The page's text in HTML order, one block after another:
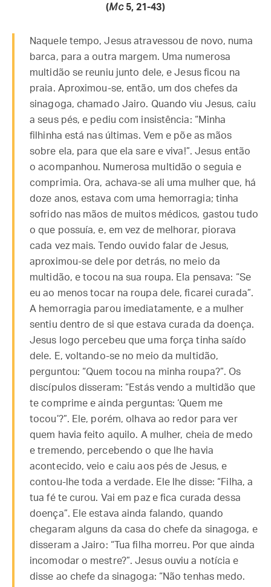
(Mc5, 21-43)
Naquele tempo, Jesus atravessou de novo, numa
barca, para a outra margem. Uma numerosa
multidão se reuniu junto dele, e Jesus ficou na
praia. Aproximou-se, então, um dos chefes da
sinagoga, chamado Jairo. Quando viu Jesus, caiu
a seus pés, e pediu com insistência: “Minha
filhinha está nas últimas. Vem e põe as mãos
sobre ela, para que ela sare e viva!”. Jesus então
o acompanhou. Numerosa multidão o seguia e
comprimia. Ora, achava-se ali uma mulher que, há
doze anos, estava com uma hemorragia; tinha
sofrido nas mãos de muitos médicos, gastou tudo
o que possuía, e, em vez de melhorar, piorava
cada vez mais. Tendo ouvido falar de Jesus,
aproximou-se dele por detrás, no meio da
multidão, e tocou na sua roupa. Ela pensava: “Se
eu ao menos tocar na roupa dele, ficarei curada”.
A hemorragia parou imediatamente, e a mulher
sentiu dentro de si que estava curada da doença.
Jesus logo percebeu que uma força tinha saído
dele. E, voltando-se no meio da multidão,
perguntou: “Quem tocou na minha roupa?”. Os
discípulos disseram: “Estás vendo a multidão que
te comprime e ainda perguntas: ‘Quem me
tocou’?”. Ele, porém, olhava ao redor para ver
quem havia feito aquilo. A mulher, cheia de medo
e tremendo, percebendo o que lhe havia
acontecido, veio e caiu aos pés de Jesus, e
contou-lhe toda a verdade. Ele lhe disse: “Filha, a
tua fé te curou. Vai em paz e fica curada dessa
doença”. Ele estava ainda falando, quando
chegaram alguns da casa do chefe da sinagoga, e
disseram a Jairo: “Tua filha morreu. Por que ainda
incomodar o mestre?”. Jesus ouviu a notícia e
disse ao chefe da sinagoga: “Não tenhas medo.